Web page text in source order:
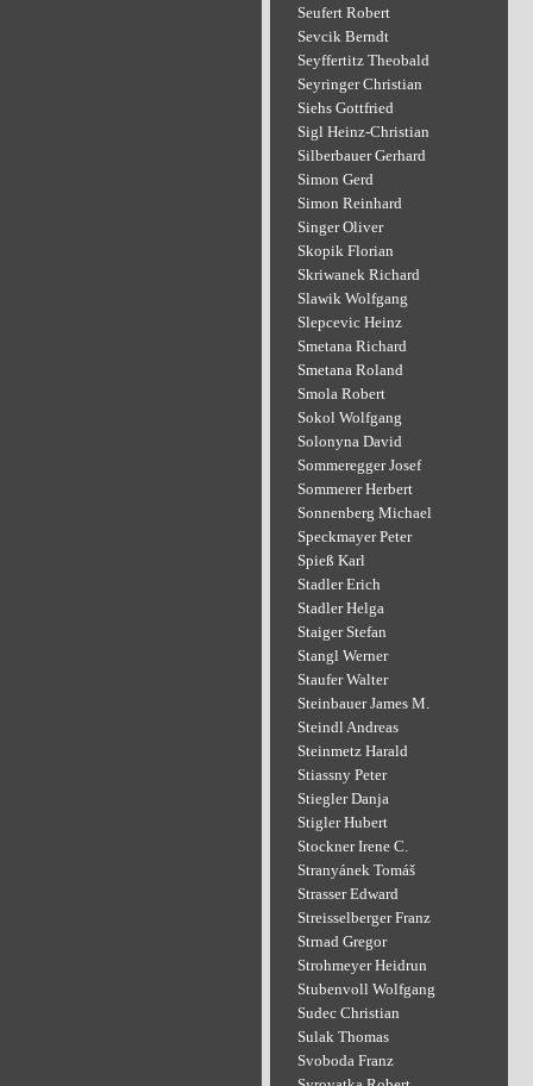
Seufert Robert
Sevcik Berndt
Seyffertitz Theobald
Seyringer Christian
Siehs Gottfried
Sigl Heinz-Christian
Silberbauer Gerhard
Simon Gerd
Simon Reinhard
Singer Oliver
Skopik Florian
Skriwanek Richard
Slawik Wolfgang
Slepcevic Heinz
Smetana Richard
Smetana Roland
Smola Robert
Sokol Wolfgang
Solonyna David
Sommeregger Josef
Sommerer Herbert
Sonnenberg Michael
Speckmayer Peter
Spieß Karl
Stadler Erich
Stadler Helga
Staiger Stefan
Stangl Werner
Staufer Walter
Steinbauer James M.
Steindl Andreas
Steinmetz Harald
Stiassny Peter
Stiegler Danja
Stigler Hubert
Stockner Irene C.
Stranyánek Tomáš
Strasser Edward
Streisselberger Franz
Strnad Gregor
Strohmeyer Heidrun
Stubenvoll Wolfgang
Sudec Christian
Sulak Thomas
Svoboda Franz